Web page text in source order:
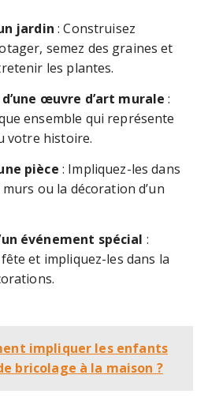
jardin : Construisez
semez des graines et
les plantes.
œuvre d’art murale :
ensemble qui représente
votre histoire.
pièce : Impliquez-les dans
ou la décoration d’un
événement spécial :
et impliquez-les dans la
impliquer les enfants
bricolage à la maison ?